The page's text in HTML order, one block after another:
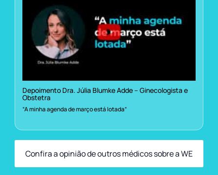
Depoimento Dra. Júlia Blumke Adde – Ginecologista e
Obstetra
“A minha agenda de março está lotada”
Confira a opinião de outros médicos sobre a WE